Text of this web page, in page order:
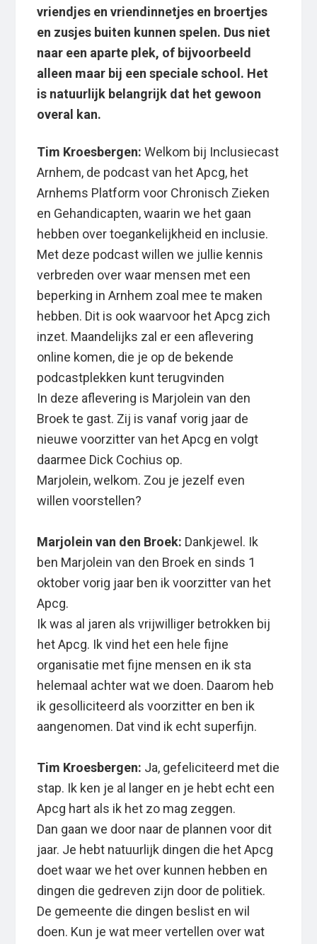
vriendjes en vriendinnetjes en broertjes
en zusjes buiten kunnen spelen. Dus niet
naar een aparte plek, of bijvoorbeeld
alleen maar bij een speciale school. Het
is natuurlijk belangrijk dat het gewoon
overal kan.
Tim Kroesbergen: Welkom bij Inclusiecast
Arnhem, de podcast van het Apcg, het
Arnhems Platform voor Chronisch Zieken
en Gehandicapten, waarin we het gaan
hebben over toegankelijkheid en inclusie.
Met deze podcast willen we jullie kennis
verbreden over waar mensen met een
beperking in Arnhem zoal mee te maken
hebben. Dit is ook waarvoor het Apcg zich
inzet. Maandelijks zal er een aflevering
online komen, die je op de bekende
podcastplekken kunt terugvinden
In deze aflevering is Marjolein van den
Broek te gast. Zij is vanaf vorig jaar de
nieuwe voorzitter van het Apcg en volgt
daarmee Dick Cochius op.
Marjolein, welkom. Zou je jezelf even
willen voorstellen?
Marjolein van den Broek: Dankjewel. Ik
ben Marjolein van den Broek en sinds 1
oktober vorig jaar ben ik voorzitter van het
Apcg.
Ik was al jaren als vrijwilliger betrokken bij
het Apcg. Ik vind het een hele fijne
organisatie met fijne mensen en ik sta
helemaal achter wat we doen. Daarom heb
ik gesolliciteerd als voorzitter en ben ik
aangenomen. Dat vind ik echt superfijn.
Tim Kroesbergen: Ja, gefeliciteerd met die
stap. Ik ken je al langer en je hebt echt een
Apcg hart als ik het zo mag zeggen.
Dan gaan we door naar de plannen voor dit
jaar. Je hebt natuurlijk dingen die het Apcg
doet waar we het over kunnen hebben en
dingen die gedreven zijn door de politiek.
De gemeente die dingen beslist en wil
doen. Kun je wat meer vertellen over wat